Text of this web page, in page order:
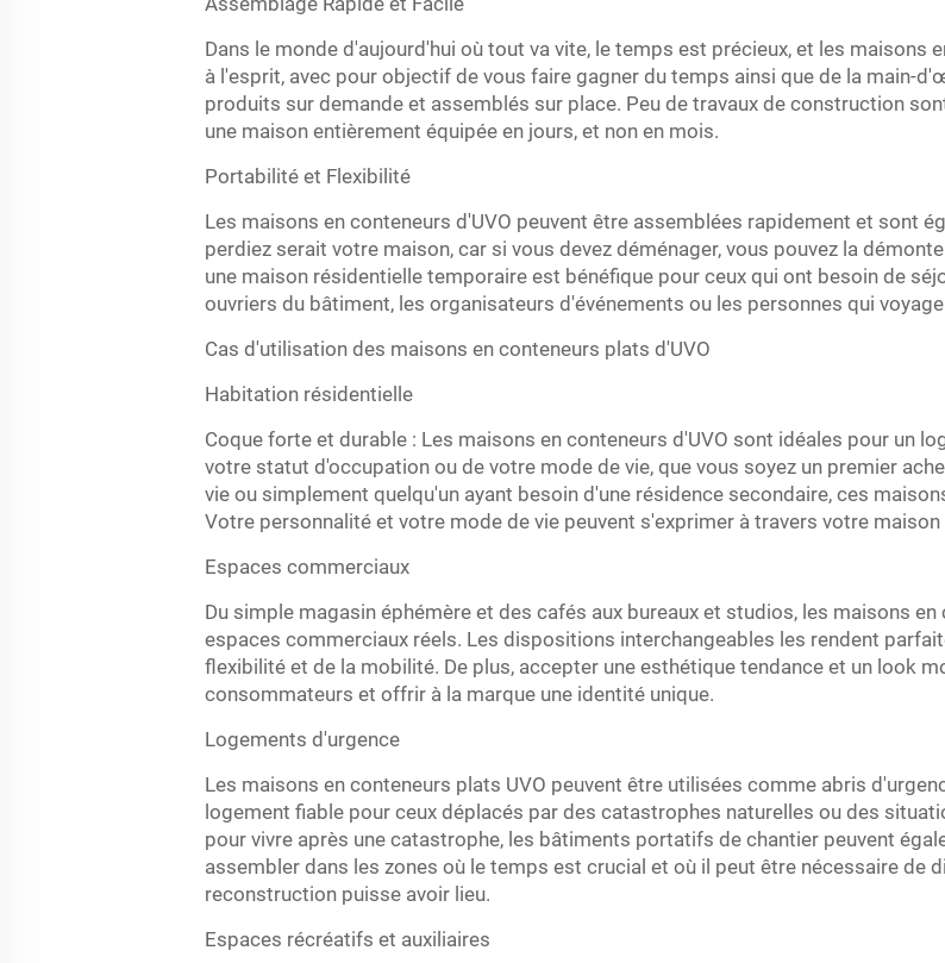
Dans le monde d'aujourd'hui où tout va vite, le temps est précieux, et les maisons
à l'esprit, avec pour objectif de vous faire gagner du temps ainsi que de la main-
produits sur demande et assemblés sur place. Peu de travaux de construction
une maison entièrement équipée en jours, et non en mois.
Portabilité et Flexibilité
Les maisons en conteneurs d'UVO peuvent être assemblées rapidement et sont
perdiez serait votre maison, car si vous devez déménager, vous pouvez la
une maison résidentielle temporaire est bénéfique pour ceux qui ont besoin de
ouvriers du bâtiment, les organisateurs d'événements ou les personnes qui
Cas d'utilisation des maisons en conteneurs plats d'UVO
Habitation résidentielle
Coque forte et durable : Les maisons en conteneurs d'UVO sont idéales pour un
votre statut d'occupation ou de votre mode de vie, que vous soyez un premier
vie ou simplement quelqu'un ayant besoin d'une résidence secondaire, ces
Votre personnalité et votre mode de vie peuvent s'exprimer à travers votre
Espaces commerciaux
Du simple magasin éphémère et des cafés aux bureaux et studios, les maisons
espaces commerciaux réels. Les dispositions interchangeables les rendent
flexibilité et de la mobilité. De plus, accepter une esthétique tendance et un look
consommateurs et offrir à la marque une identité unique.
Logements d'urgence
Les maisons en conteneurs plats UVO peuvent être utilisées comme abris
logement fiable pour ceux déplacés par des catastrophes naturelles ou des
pour vivre après une catastrophe, les bâtiments portatifs de chantier peuvent
assembler dans les zones où le temps est crucial et où il peut être nécessaire de
reconstruction puisse avoir lieu.
Espaces récréatifs et auxiliaires